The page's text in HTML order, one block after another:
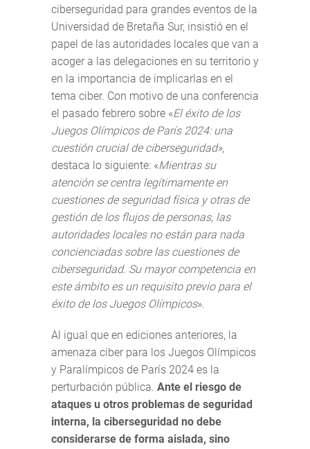
ciberseguridad para grandes eventos de la
Universidad de Bretaña Sur, insistió en el
papel de las autoridades locales que van a
acoger a las delegaciones en su territorio y
en la importancia de implicarlas en el
tema ciber. Con motivo de una conferencia
el pasado febrero sobre «El éxito de los
Juegos Olímpicos de París 2024: una
cuestión crucial de ciberseguridad»,
destaca lo siguiente: «Mientras su
atención se centra legítimamente en
cuestiones de seguridad física y otras de
gestión de los flujos de personas, las
autoridades locales no están para nada
concienciadas sobre las cuestiones de
ciberseguridad. Su mayor competencia en
este ámbito es un requisito previo para el
éxito de los Juegos Olímpicos».
Al igual que en ediciones anteriores, la
amenaza ciber para los Juegos Olímpicos
y Paralímpicos de París 2024 es la
perturbación pública. Ante el riesgo de
ataques u otros problemas de seguridad
interna, la ciberseguridad no debe
considerarse de forma aislada, sino